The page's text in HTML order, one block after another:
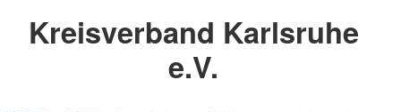
Kreisverband Karlsruhe
e.V.